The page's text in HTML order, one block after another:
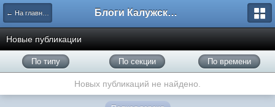
← На главную Блоги Калужского перекрестка
Новые публикации
По типу По секции По времени
Новых публикаций не найдено.